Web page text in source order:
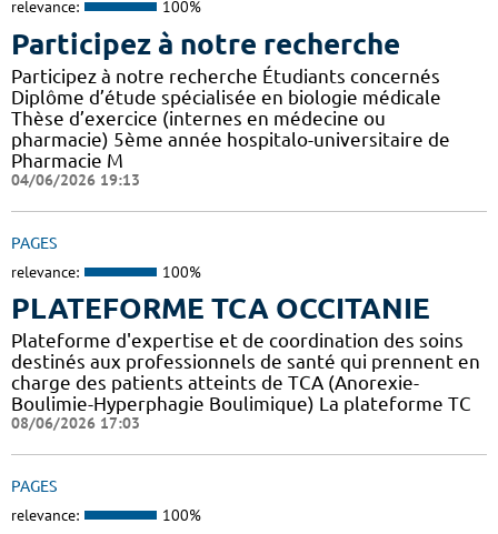
relevance: 100%
Participez à notre recherche
Participez à notre recherche Étudiants concernés
Diplôme d’étude spécialisée en biologie médicale
Thèse d’exercice (internes en médecine ou
pharmacie) 5ème année hospitalo-universitaire de
Pharmacie M
04/06/2026 19:13
PAGES
relevance: 100%
PLATEFORME TCA OCCITANIE
Plateforme d'expertise et de coordination des soins
destinés aux professionnels de santé qui prennent en
charge des patients atteints de TCA (Anorexie-
Boulimie-Hyperphagie Boulimique) La plateforme TC
08/06/2026 17:03
PAGES
relevance: 100%